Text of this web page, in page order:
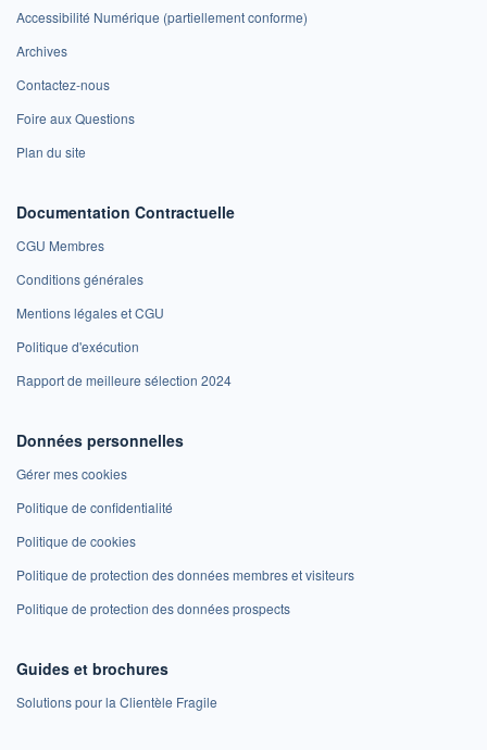
Accessibilité Numérique (partiellement conforme)
Archives
Contactez-nous
Foire aux Questions
Plan du site
Documentation Contractuelle
CGU Membres
Conditions générales
Mentions légales et CGU
Politique d'exécution
Rapport de meilleure sélection 2024
Données personnelles
Gérer mes cookies
Politique de confidentialité
Politique de cookies
Politique de protection des données membres et visiteurs
Politique de protection des données prospects
Guides et brochures
Solutions pour la Clientèle Fragile